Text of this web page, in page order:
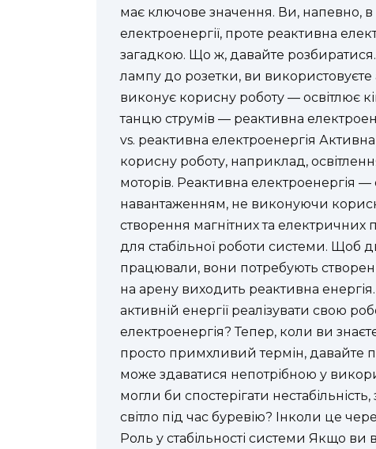
має ключове значення. Ви, напевно, в
електроенергії, проте реактивна
загадкою. Що ж, давайте
лампу до розетки, ви
виконує корисну роботу — освітлює
танцю струмів — реактивна
vs. реактивна електроенергія
корисну роботу, наприклад,
моторів. Реактивна електроенергія
навантаженням, не виконуючи
створення магнітних та електричних
для стабільної роботи системи. Щоб
працювали, вони потребують
на арену виходить реактивна
активній енергії реалізувати свою
електроенергія? Тепер, коли ви
просто примхливий термін, давайте
може здаватися непотрібною у
могли би спостерігати
світло під час буревію? Інколи це
Роль у стабільності системи Якщо